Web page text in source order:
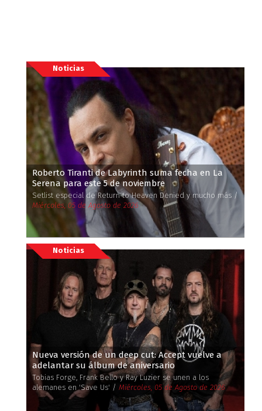
Noticias
Roberto Tiranti de Labyrinth suma fecha en La
Serena para este 5 de noviembre
Setlist especial de Return to Heaven Denied y mucho más /
Miércoles, 05 de Agosto de 2026
Noticias
Nueva versión de un deep cut: Accept vuelve a
adelantar su álbum de aniversario
Tobias Forge, Frank Bello y Ray Luzier se unen a los
alemanes en 'Save Us' / Miércoles, 05 de Agosto de 2026